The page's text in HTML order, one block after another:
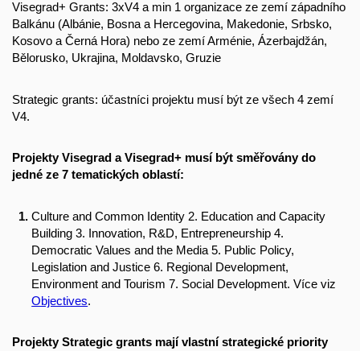
Visegrad+ Grants: 3xV4 a min 1 organizace ze zemí západního
Balkánu (Albánie, Bosna a Hercegovina, Makedonie, Srbsko,
Kosovo a Černá Hora) nebo ze zemí Arménie, Ázerbajdžán,
Bělorusko, Ukrajina, Moldavsko, Gruzie
Strategic grants: účastníci projektu musí být ze všech 4 zemí
V4.
Projekty Visegrad a Visegrad+ musí být směřovány do
jedné ze 7 tematických oblastí:
Culture and Common Identity 2. Education and Capacity
Building 3. Innovation, R&D, Entrepreneurship 4.
Democratic Values and the Media 5. Public Policy,
Legislation and Justice 6. Regional Development,
Environment and Tourism 7. Social Development. Více viz
Objectives.
Projekty Strategic grants mají vlastní strategické priority